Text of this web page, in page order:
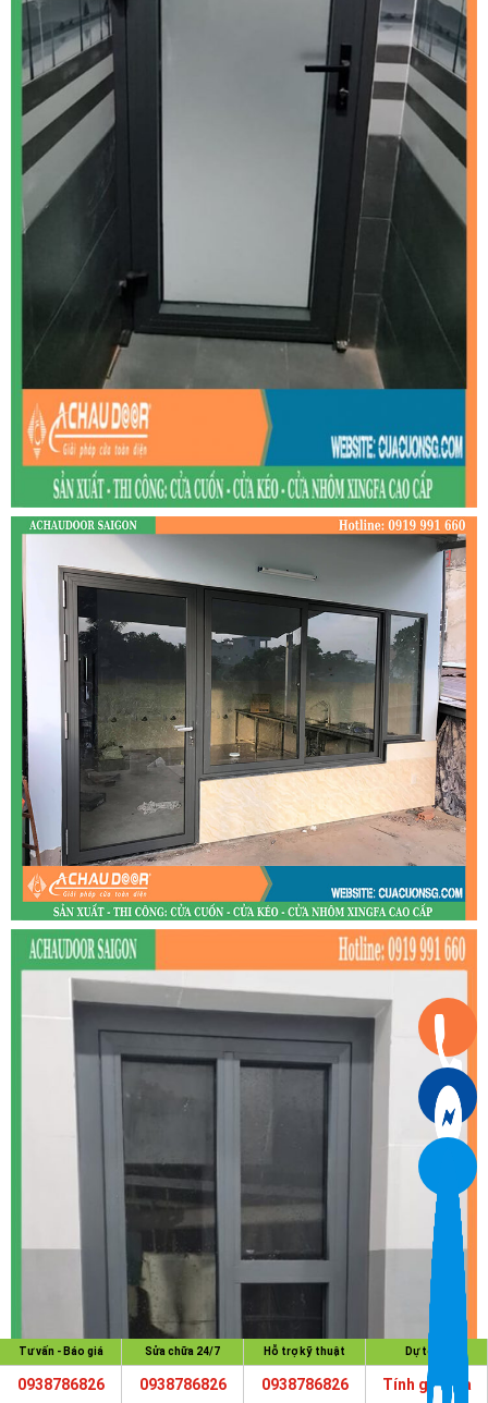
Tư vấn - Báo giá
0938786826
Sửa chữa 24/7
0938786826
Hỗ trợ kỹ thuật
0938786826
Dự toán
Tính giá cửa